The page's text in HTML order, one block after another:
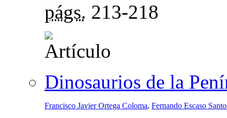
págs. 213-218
Dinosaurios de la
Francisco Javier Ortega Coloma, Fernando Escaso